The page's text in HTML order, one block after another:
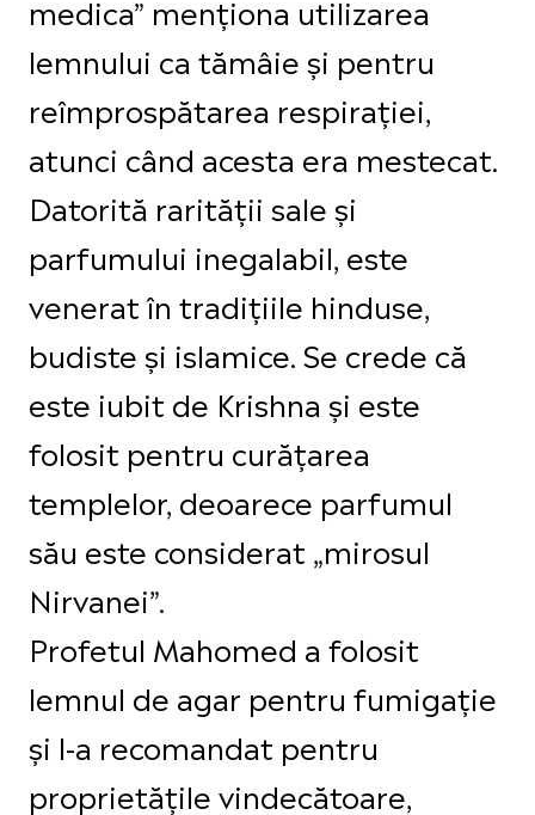
medica” menționa utilizarea
lemnului ca tămâie și pentru
reîmprospătarea respirației,
atunci când acesta era mestecat.
Datorită rarității sale și
parfumului inegalabil, este
venerat în tradițiile hinduse,
budiste și islamice. Se crede că
este iubit de Krishna și este
folosit pentru curățarea
templelor, deoarece parfumul
său este considerat „mirosul
Nirvanei”.
Profetul Mahomed a folosit
lemnul de agar pentru fumigație
și l-a recomandat pentru
proprietățile vindecătoare,